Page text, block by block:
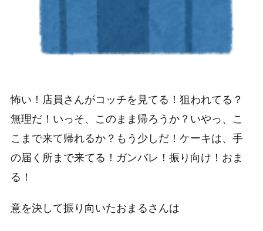
怖い！店員さんがコッチを見てる！狙われてる？
無理だ！いっそ、このまま帰ろうか？いやっ、こ
こまで来て帰れるか？もう少しだ！ケーキは、手
の届く所まで来てる！ガンバレ！振り向け！おま
る！
意を決して振り向いたおまるさんは